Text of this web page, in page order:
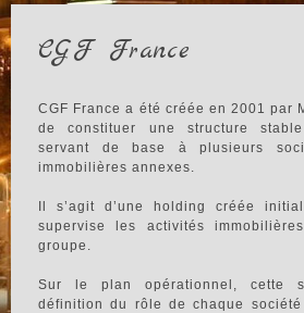
CGF France
CGF France a été créée en 2001 par
de constituer une structure
servant de base à plusieurs
immobilières annexes.
Il s’agit d’une holding créée
supervise les activités
groupe.
Sur le plan opérationnel, cette
définition du rôle de chaque